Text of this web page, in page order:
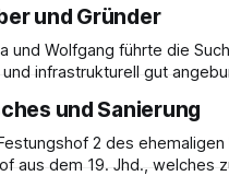
ihrem Schaffen widmen
mit Musik und die
Ort im Vordergrund. Die adäquate Kulisse
und Gründer
und Wolfgang führte die
infrastrukturell gut
Musikresidenz
sich dem Projekt seither aus
an. 2025 stellten
und Sanierung
2 des
aus dem 19. Jhd., welches